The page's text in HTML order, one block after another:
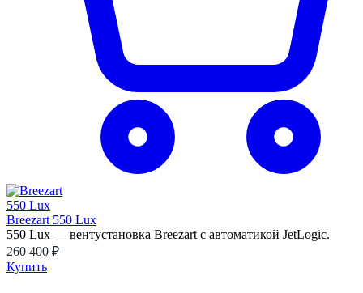
Breezart 550 Lux
550 Lux — вентустановка Breezart с автоматикой JetLogic.
260 400 ₽
Купить